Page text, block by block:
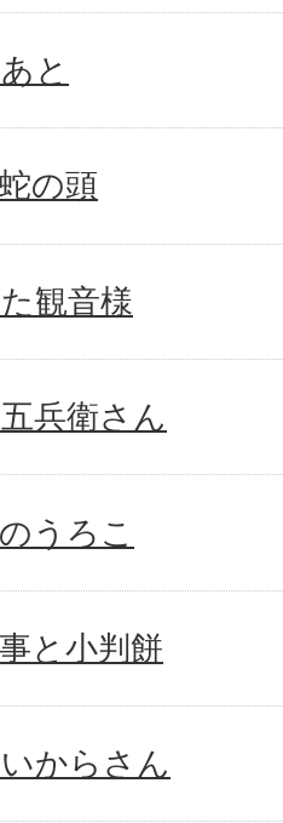
と
の頭
観音様
兵衛さん
うろこ
と小判餅
からさん